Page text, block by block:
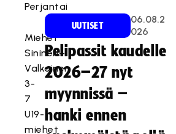
Perjantai
Miehet
Sininen–
Valkoinen
3-
7
U19-
miehet
T
UUTISET
06.08.2
026
Pelipassit kaudelle
2026–27 nyt
myynnissä –
hanki ennen